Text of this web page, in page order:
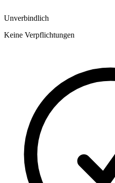
Unverbindlich
Keine Verpflichtungen